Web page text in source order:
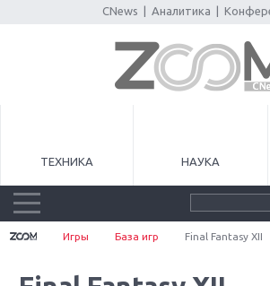
CNews Аналитика
ТЕХНИКА НАУКА
Игры База игр Final Fantasy XII